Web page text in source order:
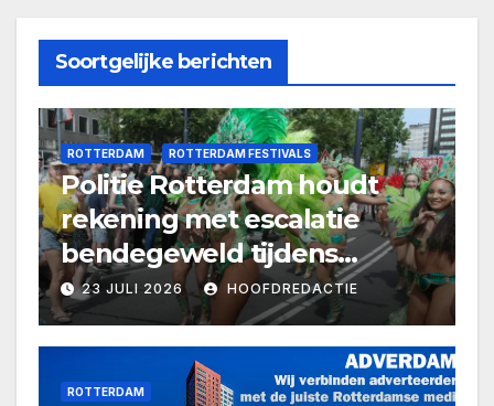
Soortgelijke berichten
ROTTERDAM ROTTERDAM FESTIVALS
Politie Rotterdam houdt
rekening met escalatie
bendegeweld tijdens
Zomercarnaval
23 JULI 2026 HOOFDREDACTIE
ROTTERDAM